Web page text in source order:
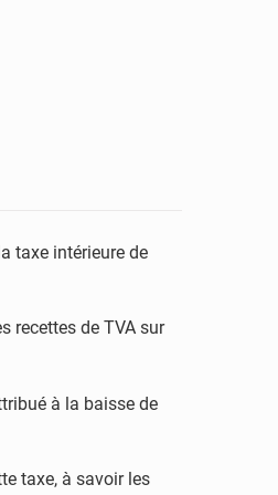
taxe intérieure de
recettes de TVA sur
à la baisse de
taxe, à savoir les